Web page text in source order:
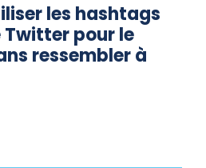
les hashtags
pour le
ressembler à